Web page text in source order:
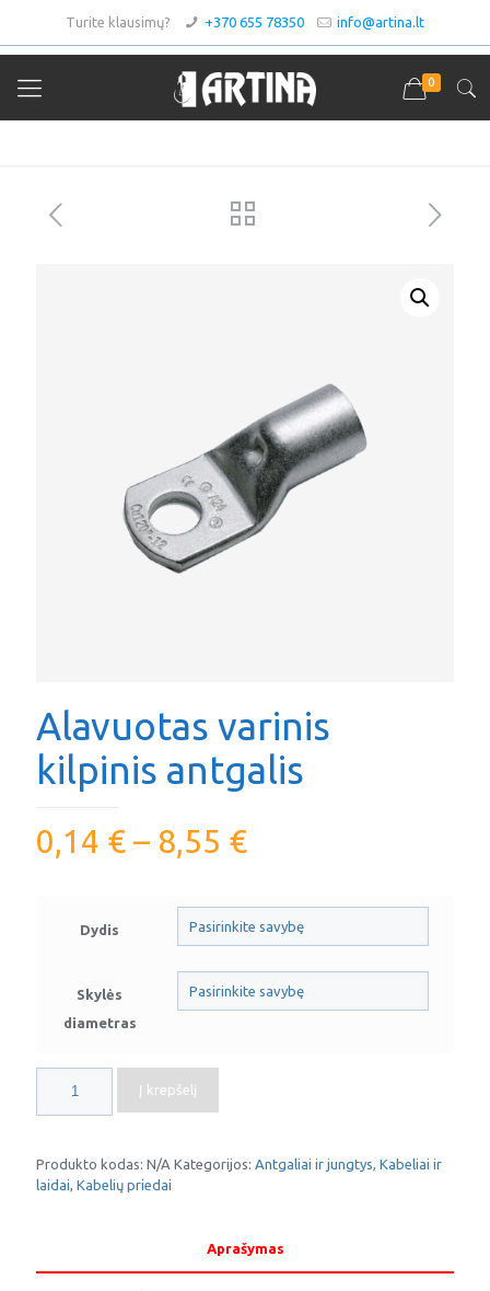
Turite klausimų? +370 655 78350 info@artina.lt
0
Asortimentas
Alavuotas varinis
kilpinis antgalis
0,14 € – 8,55 €
Dydis
Skylės
diametras
kiekis:
Alavuotas
kilpinis
antgalis
Į krepšelį
Produkto kodas: N/A Kategorijos: Antgaliai ir jungtys, Kabeliai ir
laidai, Kabelių priedai
Aprašymas